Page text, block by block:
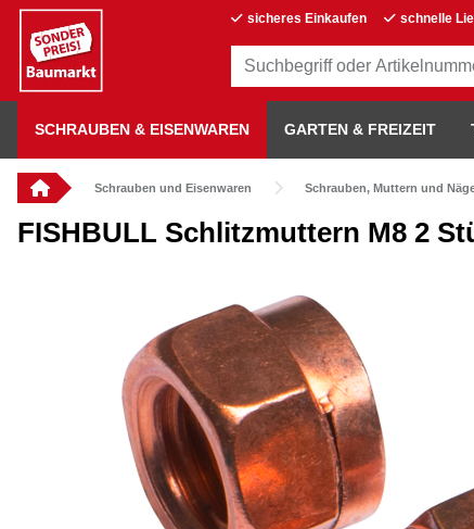
sicheres Einkaufen schnelle
SCHRAUBEN & EISENWAREN GARTEN & FREIZEIT
Schrauben und Eisenwaren Schrauben, Muttern und
FISHBULL Schlitzmuttern M8 2